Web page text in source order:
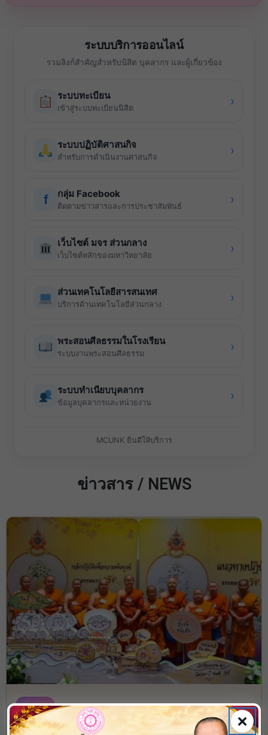
ระบบบริการออนไลน์
รวมลิงก์สำคัญสำหรับนิสิต บุคลากร และผู้เกี่ยวข้อง
ระบบทะเบียน
เข้าสู่ระบบทะเบียนนิสิต ›
ระบบปฏิบัติศาสนกิจ
สำหรับการดำเนินงานศาสนกิจ ›
f กลุ่ม Facebook
ติดตามข่าวสารและการประชาสัมพันธ์ ›
เว็บไซต์ มจร ส่วนกลาง
เว็บไซต์หลักของมหาวิทยาลัย ›
ส่วนเทคโนโลยีสารสนเทศ
บริการด้านเทคโนโลยีส่วนกลาง ›
พระสอนศีลธรรมในโรงเรียน
ระบบงานพระสอนศีลธรรม ›
ระบบทำเนียบบุคลากร
ข้อมูลบุคลากรและหน่วยงาน ›
MCUNK ยินดีให้บริการ
ข่าวสาร / NEWS
ข่าวสาร
เจ้าคุณพระสินีนาถ พิลาสกัลยาณี เป็นประธานเปิด “โครงการปู
×